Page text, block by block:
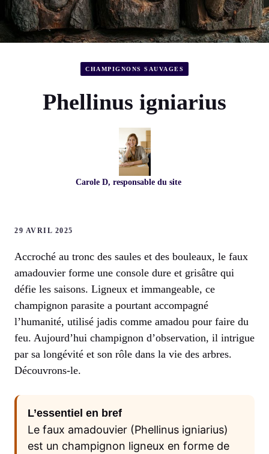
CHAMPIGNONS SAUVAGES
Phellinus igniarius
Carole D, responsable du site
29 AVRIL 2025
Accroché au tronc des saules et des bouleaux, le faux
amadouvier forme une console dure et grisâtre qui
défie les saisons. Ligneux et immangeable, ce
champignon parasite a pourtant accompagné
l’humanité, utilisé jadis comme amadou pour faire du
feu. Aujourd’hui champignon d’observation, il intrigue
par sa longévité et son rôle dans la vie des arbres.
Découvrons-le.
L’essentiel en bref
Le faux amadouvier (Phellinus igniarius)
est un champignon ligneux en forme de